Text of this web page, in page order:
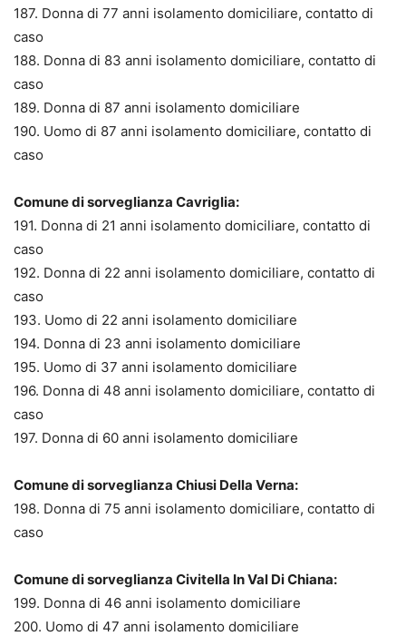
187. Donna di 77 anni isolamento domiciliare, contatto di
caso
188. Donna di 83 anni isolamento domiciliare, contatto di
caso
189. Donna di 87 anni isolamento domiciliare
190. Uomo di 87 anni isolamento domiciliare, contatto di
caso
Comune di sorveglianza Cavriglia:
191. Donna di 21 anni isolamento domiciliare, contatto di
caso
192. Donna di 22 anni isolamento domiciliare, contatto di
caso
193. Uomo di 22 anni isolamento domiciliare
194. Donna di 23 anni isolamento domiciliare
195. Uomo di 37 anni isolamento domiciliare
196. Donna di 48 anni isolamento domiciliare, contatto di
caso
197. Donna di 60 anni isolamento domiciliare
Comune di sorveglianza Chiusi Della Verna:
198. Donna di 75 anni isolamento domiciliare, contatto di
caso
Comune di sorveglianza Civitella In Val Di Chiana:
199. Donna di 46 anni isolamento domiciliare
200. Uomo di 47 anni isolamento domiciliare